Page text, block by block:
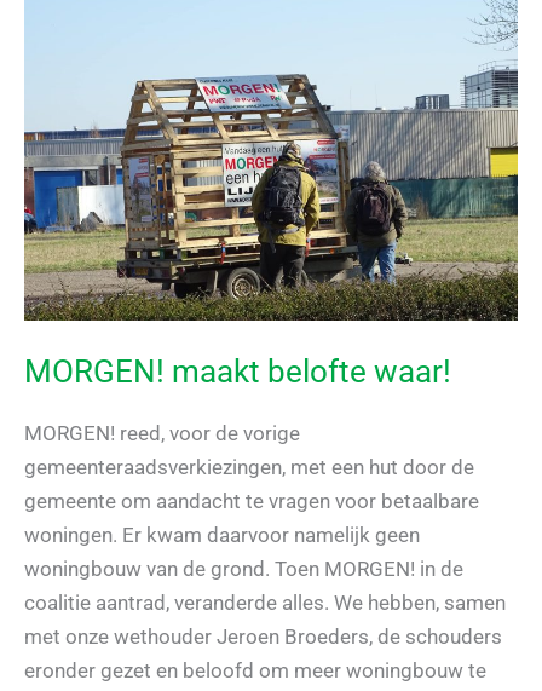
MORGEN! maakt belofte waar!
MORGEN! reed, voor de vorige
gemeenteraadsverkiezingen, met een hut door de
gemeente om aandacht te vragen voor betaalbare
woningen. Er kwam daarvoor namelijk geen
woningbouw van de grond. Toen MORGEN! in de
coalitie aantrad, veranderde alles. We hebben, samen
met onze wethouder Jeroen Broeders, de schouders
eronder gezet en beloofd om meer woningbouw te